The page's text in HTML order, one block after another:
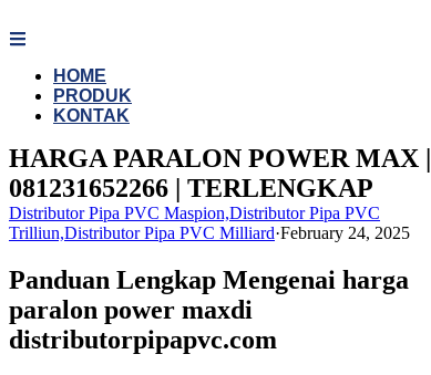
to
HOME
PRODUK
KONTAK
HARGA PARALON POWER MAX |
081231652266 | TERLENGKAP
Distributor Pipa PVC Maspion,Distributor Pipa PVC
Trilliun,Distributor Pipa PVC Milliard·February 24, 2025
Panduan Lengkap Mengenai harga
paralon power maxdi
distributorpipapvc.com